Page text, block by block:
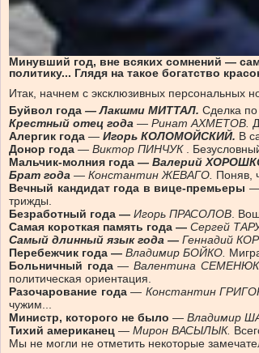
Минувший год, вне всяких сомнений —
политику... Глядя на такое богатство
Итак, начнем с эксклюзивных персональных
Буйвол года — Лакшми МИТТАЛ. Сделка по
Крестный отец года — Ринат АХМЕТОВ.
Алергик года — Игорь КОЛОМОЙСКИЙ. В
Донор года — Виктор ПИНЧУК.
Мальчик-молния года — Валерий
Брат года — Константин ЖЕВАГО. Поняв,
Вечный кандидат года в вице-премьеры —
трижды.
Безработный года — Игорь ПРАСОЛОВ.
Самая короткая память года — Сергей
Самый длинный язык года — Геннадий
Перебежчик года — Владимир БОЙКО.
Больничный года— Валентина СЕМЕНЮК
политическая ориентация.
Разочарование года— Константин
чужим...
Министр, которого не было — Владимир
Тихий американец — Мирон ВАСЫЛЫК.
Мы не могли не отметить некоторые